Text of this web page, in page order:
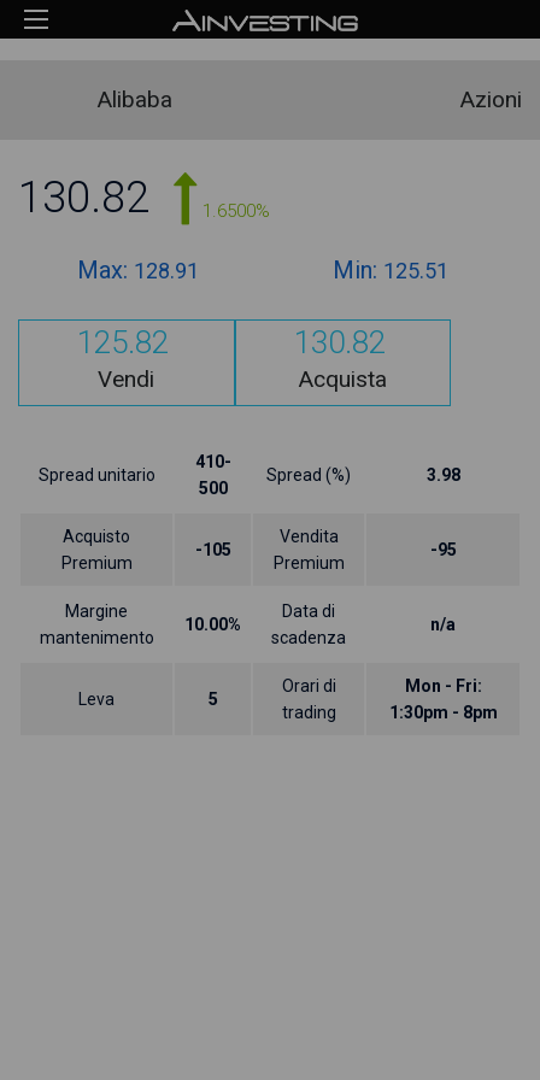
Alibaba Azioni
130.82 1.6500%
Max: 128.91 Min: 125.51
125.82
Vendi
130.82
Acquista
Spread unitario
410-
500
Spread (%) 3.98
Acquisto
Premium
-105
Vendita
Premium
-95
Margine
mantenimento
10.00%
Data di
scadenza
n/a
Leva 5
Orari di
trading
Mon - Fri:
1:30pm - 8pm